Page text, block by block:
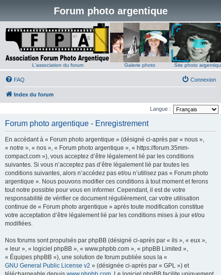
Forum photo argentique
L'association du forum Galerie photo Site photo
FAQ Connexion
Index du forum
Langue :
Forum photo argentique - Enregistrement
En accédant à « Forum photo argentique » (désigné ci-après par « nous »,
« notre », « nos », « Forum photo argentique », « https://forum.35mm-
compact.com »), vous acceptez d’être légalement lié par les conditions
suivantes. Si vous n’acceptez pas d’être légalement lié par toutes les
conditions suivantes, alors n’accédez pas et/ou n’utilisez pas « Forum photo
argentique ». Nous pouvons modifier ces conditions à tout moment et ferons
tout notre possible pour vous en informer. Cependant, il est de votre
responsabilité de vérifier ce document régulièrement, car votre utilisation
continue de « Forum photo argentique » après toute modification constitue
votre acceptation d’être légalement lié par les conditions mises à jour et/ou
modifiées.
Nos forums sont propulsés par phpBB (désigné ci-après par « ils », « eux »,
« leur », « logiciel phpBB », « www.phpbb.com », « phpBB Limited »,
« Équipes phpBB »), une solution de forum publiée sous la «
GNU General Public License v2 » (désignée ci-après par « GPL ») et